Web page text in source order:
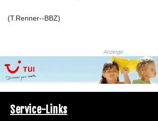
JMD
JOD 0.819276
JPY
KES
(T.Renner--BBZ)
Anzeige
Service-Links